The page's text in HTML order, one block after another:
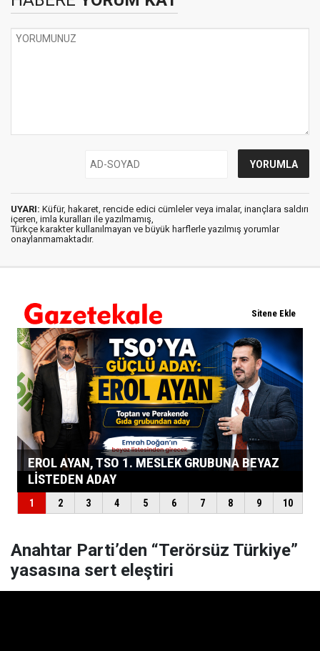
UYARI: Küfür, hakaret, rencide edici cümleler veya imalar, inançlara saldırı
içeren, imla kuralları ile yazılmamış,
Türkçe karakter kullanılmayan ve büyük harflerle yazılmış yorumlar
onaylanmamaktadır.
Anahtar Parti’den “Terörsüz Türkiye”
yasasına sert eleştiri